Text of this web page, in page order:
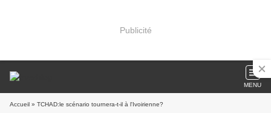
Publicité
MENU
Accueil » TCHAD:le scénario tournera-t-il à l'Ivoirienne?